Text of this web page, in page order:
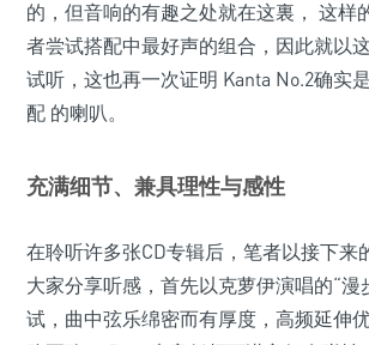
的，但音响的有趣之处就在这裏， 这样
者尝试搭配中最好声的组合，因此就以
试听，这也再一次证明 Kanta No.2确实
配 的喇叭。
充满细节、兼具理性与感性
在聆听许多张CD专辑后，笔者以接下来
大家分享听感，首先以克萝伊演唱的“漫
试，曲中弦乐绵密而有厚度，高频延伸